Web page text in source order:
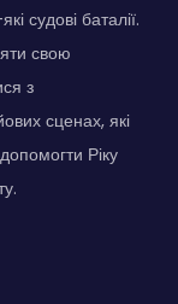
судові баталії.
свою
з
сценах, які
Ріку